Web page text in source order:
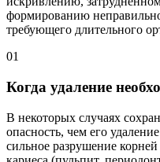
формированию
требующего длительного
01
Когда удаление
В некоторых случаях
опасность, чем его
сильное разрушение